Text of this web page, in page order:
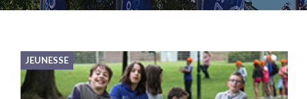
JEUNESSE